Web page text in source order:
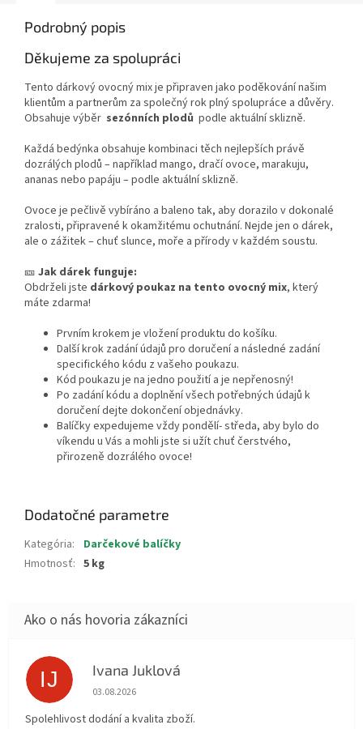
Podrobný popis
Děkujeme za spolupráci
Tento dárkový ovocný mix je připraven jako poděkování našim
klientům a partnerům za společný rok plný spolupráce a důvěry.
Obsahuje výběr sezónních plodů podle aktuální sklizně.
Každá bedýnka obsahuje kombinaci těch nejlepších právě
dozrálých plodů – například mango, dračí ovoce, marakuju,
ananas nebo papáju – podle aktuální sklizně.
Ovoce je pečlivě vybíráno a baleno tak, aby dorazilo v dokonalé
zralosti, připravené k okamžitému ochutnání. Nejde jen o dárek,
ale o zážitek – chuť slunce, moře a přírody v každém soustu.
🎫 Jak dárek funguje:
Obdrželi jste dárkový poukaz na tento ovocný mix, který
máte zdarma!
Prvním krokem je vložení produktu do košíku.
Další krok zadání údajů pro doručení a následné zadání
specifického kódu z vašeho poukazu.
Kód poukazu je na jedno použití a je nepřenosný!
Po zadání kódu a doplnění všech potřebných údajů k
doručení dejte dokončení objednávky.
Balíčky expedujeme vždy pondělí- středa, aby bylo do
víkendu u Vás a mohli jste si užít chuť čerstvého,
přirozeně dozrálého ovoce!
Dodatočné parametre
Kategória:
Darčekové balíčky
Hmotnosť: 5 kg
IJ Ivana Juklová
Hodnotenie obchodu je 5 z 5 hviezdičiek.
03.08.2026
Spolehlivost dodání a kvalita zboží.